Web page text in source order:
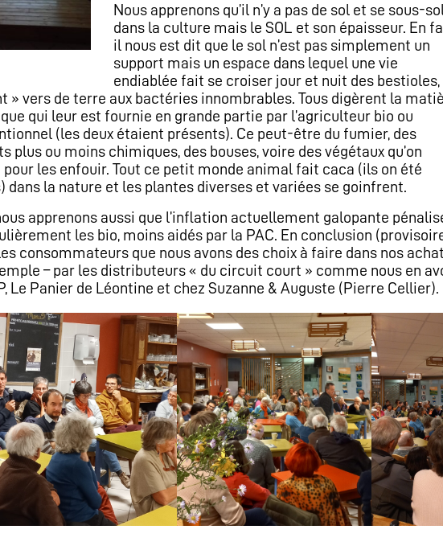
Nous apprenons qu’il n’y a pas de sol et se sous-sol
dans la culture mais le SOL et son épaisseur. En
il nous est dit que le sol n’est pas simplement un
support mais un espace dans lequel une vie
endiablée fait se croiser jour et nuit des bestioles,
» vers de terre aux bactéries innombrables. Tous digèrent la
qui leur est fournie en grande partie par l’agriculteur bio ou
(les deux étaient présents). Ce peut-être du fumier, des
plus ou moins chimiques, des bouses, voire des végétaux qu’on
pour les enfouir. Tout ce petit monde animal fait caca (ils on été
dans la nature et les plantes diverses et variées se goinfrent.
apprenons aussi que l’inflation actuellement galopante
les bio, moins aidés par la PAC. En conclusion
consommateurs que nous avons des choix à faire dans nos
– par les distributeurs « du circuit court » comme nous en
Le Panier de Léontine et chez Suzanne & Auguste (Pierre